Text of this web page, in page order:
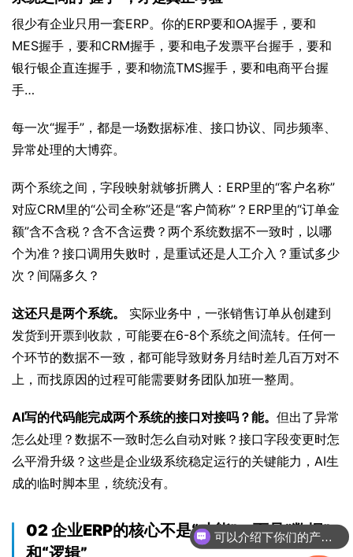
很少有企业只用一套ERP。你的ERP要和OA握手，要和
MES握手，要和CRM握手，要和电子发票平台握手，要和
银行银企直连握手，要和物流TMS握手，要和电商平台握
手…
每一次“握手”，都是一场数据标准、接口协议、同步频率、
异常处理的大博弈。
两个系统之间，字段映射就够折腾人：ERP里的“客户名称”
对应CRM里的“公司全称”还是“客户简称”？ERP里的“订单金
额”含不含税？含不含运费？两个系统数据不一致时，以哪
个为准？接口调用失败时，是重试还是人工介入？重试多少
次？间隔多久？
这还只是两个系统。
实际业务中，一张销售订单从创建到
发货到开票到收款，可能要在6-8个系统之间流转。任何一
个环节的数据不一致，都可能导致财务月结时差几百万对不
上，而找原因的过程可能需要财务团队加班一整周。
AI写的代码能完成两个系统的接口对接吗？能。 但出了异常
怎么处理？数据不一致时怎么自动对账？接口字段变更时怎
么平滑升级？这些是企业级系统稳定运行的关键能力，AI生
成的临时脚本里，统统没有。
02 企业ERP的核心不是“功能”，而是“数据”
和“逻辑”
可以介绍下你们的产品么